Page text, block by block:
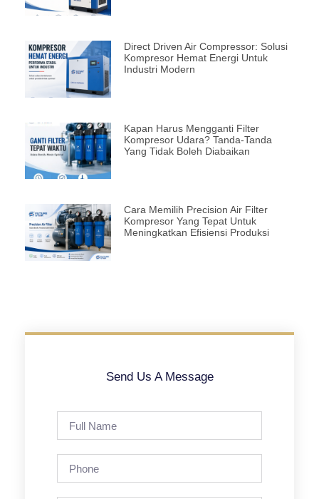
Direct Driven Air Compressor: Solusi
Kompresor Hemat Energi Untuk
Industri Modern
Kapan Harus Mengganti Filter
Kompresor Udara? Tanda-Tanda
Yang Tidak Boleh Diabaikan
Cara Memilih Precision Air Filter
Kompresor Yang Tepat Untuk
Meningkatkan Efisiensi Produksi
Send Us A Message